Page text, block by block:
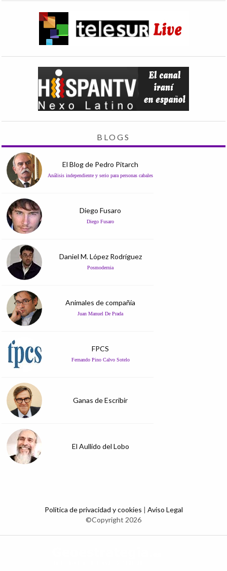
BLOGS
El Blog de Pedro Pitarch
Análisis independiente y serio para personas cabales
Diego Fusaro
Diego Fusaro
Daniel M. López Rodríguez
Posmodernia
Animales de compañía
Juan Manuel De Prada
FPCS
Fernando Pino Calvo Sotelo
Ganas de Escribir
El Aullido del Lobo
Política de privacidad y cookies | Aviso Legal
©Copyright 2026